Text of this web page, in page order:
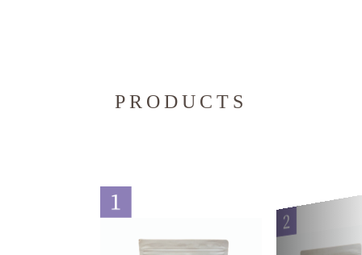
PRODUCTS